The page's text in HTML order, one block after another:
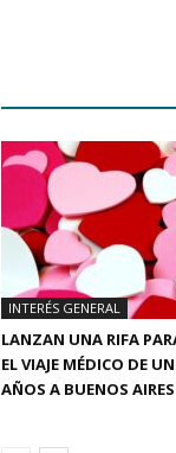
INTERÉS GENERAL
LANZAN UNA RIFA
EL VIAJE MÉDICO DE
AÑOS A BUENOS AIRES